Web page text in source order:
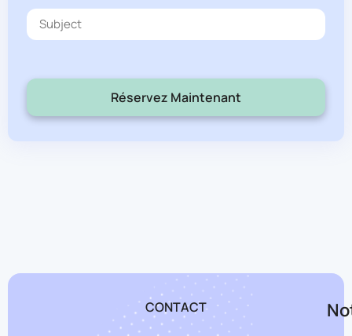
Réservez Maintenant
CONTACT